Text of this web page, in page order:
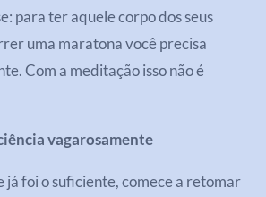
para ter aquele corpo dos seus
uma maratona você precisa
Com a meditação isso não é
vagarosamente
já foi o suficiente, comece a retomar